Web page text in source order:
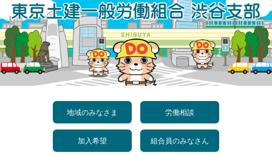
ン
テ
ン
ツ
地域のみなさま 労働相談
加入希望 組合員のみなさん